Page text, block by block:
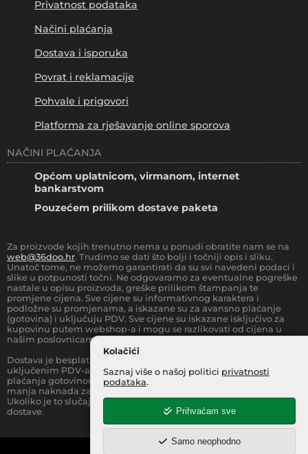
Kolačići
Saznaj više o našoj politici privatnosti
podataka.
Prihvaćam sve
Samo neophodno
Privatnost podataka
Načini plaćanja
Dostava i isporuka
Povrat i reklamacije
Pohvale i prigovori
Platforma za rješavanje online sporova
NAČINI PLAĆANJA
Općom uplatnicom, virmanom, internet
bankarstvom
Pouzećem prilikom dostave paketa
Za proizvode kojih trenutno nema u ponudi obratite nam se na
web@36doo.hr. Trudimo se dati što bolji i točniji opis i sliku.
Unatoč tome, ne možemo garantirati da su svi navedeni podaci i
slike u potpunosti točni. Ne odgovaramo za eventualne pogreške
nastale u opisu proizvoda, greške prilikom štampanja te
promjene cijena. Sve cijene su informativnog karaktera i
podložne su promjenama, a iskazane su za avansno plaćanje
(gotovina) i uključuju PDV. Sve cijene su iskazane isključivo za
kupovinu putem webshop-a i mogu se razlikovati od cijena u
našim poslovnicama.
Dostava je besplatna za sve narudžbe iznad
uključenim PDV-a) za Zonu 1 (cijela RH, osim otoka).Prilikom
plaćanja gotovinom pri dostavi robe na kućnu adresu, moguća je
manja naknada za rad sa gotovinom na strani dostavne službe.
Ukoliko je to slučaj, to je jasno označeno pri samom iznosu
dostave.